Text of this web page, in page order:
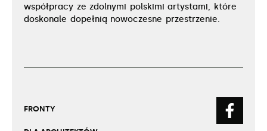
współpracy ze zdolnymi polskimi artystami, które
doskonale dopełnią nowoczesne przestrzenie.
FRONTY